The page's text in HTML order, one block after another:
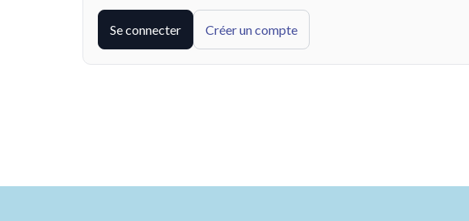
Se connecter Créer un compte